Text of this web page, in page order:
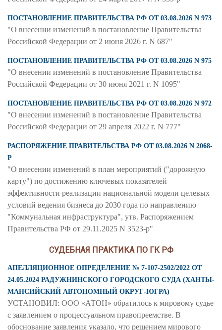
ПОСТАНОВЛЕНИЕ ПРАВИТЕЛЬСТВА РФ ОТ 03.08.2026 N 973
"О внесении изменений в постановление Правительства
Российской Федерации от 2 июня 2026 г. N 687"
ПОСТАНОВЛЕНИЕ ПРАВИТЕЛЬСТВА РФ ОТ 03.08.2026 N 975
"О внесении изменений в постановление Правительства
Российской Федерации от 30 июня 2021 г. N 1095"
ПОСТАНОВЛЕНИЕ ПРАВИТЕЛЬСТВА РФ ОТ 03.08.2026 N 972
"О внесении изменений в постановление Правительства
Российской Федерации от 29 апреля 2022 г. N 777"
РАСПОРЯЖЕНИЕ ПРАВИТЕЛЬСТВА РФ ОТ 03.08.2026 N 2068-
Р
"О внесении изменений в план мероприятий ("дорожную
карту") по достижению ключевых показателей
эффективности реализации национальной модели целевых
условий ведения бизнеса до 2030 года по направлению
"Коммунальная инфраструктура", утв. Распоряжением
Правительства РФ от 29.11.2025 N 3523-р"
СУДЕБНАЯ ПРАКТИКА ПО ГК РФ
АПЕЛЛЯЦИОННОЕ ОПРЕДЕЛЕНИЕ № 7-107-2502/2022 ОТ
24.05.2024 РАДУЖНИНСКОГО ГОРОДСКОГО СУДА (ХАНТЫ-
МАНСИЙСКИЙ АВТОНОМНЫЙ ОКРУГ-ЮГРА)
УСТАНОВИЛ: ООО «АТОН» обратилось к мировому судье
с заявлением о процессуальном правопреемстве. В
обоснование заявления указало, что решением мирового